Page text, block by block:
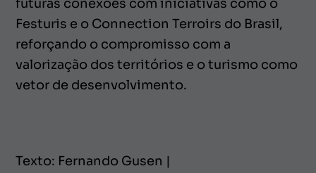
futuras conexões com iniciativas como o
Festuris e o Connection Terroirs do Brasil,
reforçando o compromisso com a
valorização dos territórios e o turismo como
vetor de desenvolvimento.
Texto: Fernando Gusen |